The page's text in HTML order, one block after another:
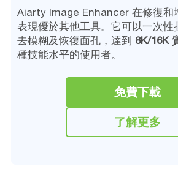
Aiarty Image Enhancer 在修復和
表現優於其他工具。它可以一次性
去模糊及恢復面孔，達到 8K/16K
種技能水平的使用者。
免費下載
了解更多